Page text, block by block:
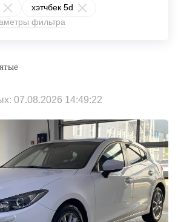
хэтчбек 5d
фильтра
07.08.2026 14:49:22